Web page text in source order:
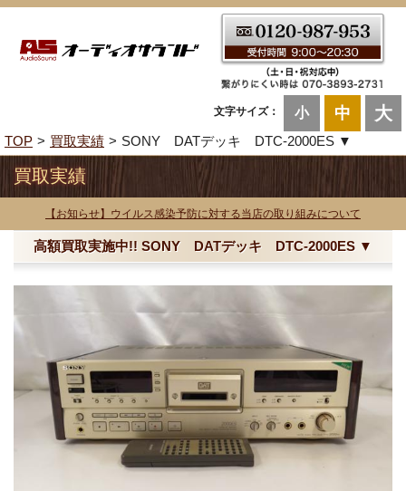
文字サイズ： 小 中 大
TOP 買取実績 SONY DATデッキ DTC-2000ES ▼
買取実績
【お知らせ】ウイルス感染予防に対する当店の取り組みについて
高額買取実施中!! SONY DATデッキ DTC-2000ES ▼